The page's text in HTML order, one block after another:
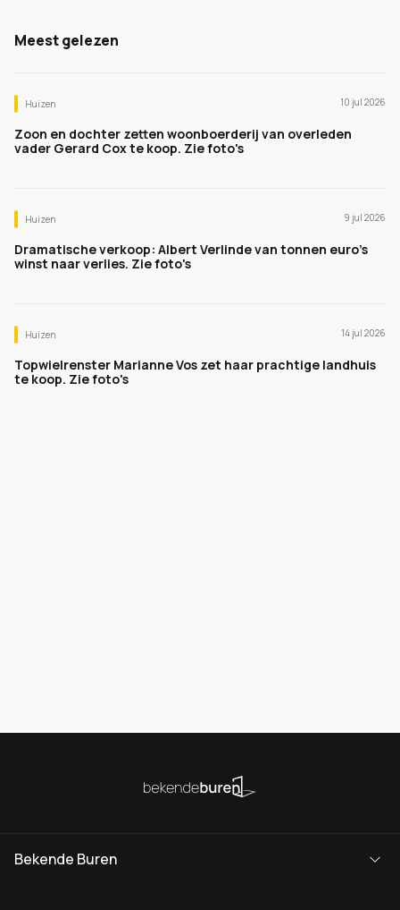
Meest gelezen
Huizen 10 jul 2026
Zoon en dochter zetten woonboerderij van overleden
vader Gerard Cox te koop. Zie foto's
Huizen 9 jul 2026
Dramatische verkoop: Albert Verlinde van tonnen euro's
winst naar verlies. Zie foto's
Huizen 14 jul 2026
Topwielrenster Marianne Vos zet haar prachtige landhuis
te koop. Zie foto's
Bekende Buren